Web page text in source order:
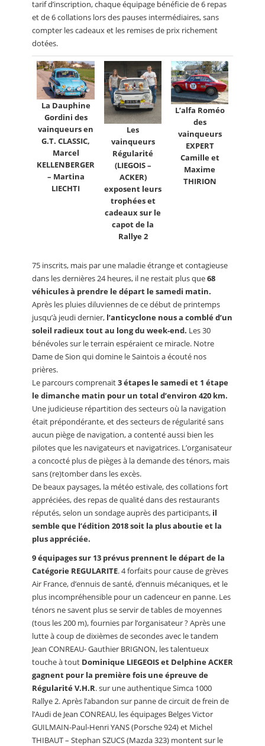
tarif d’inscription, chaque équipage bénéficie de 6 repas
et de 6 collations lors des pauses intermédiaires, sans
compter les cadeaux et les remises de prix richement
dotées.
La Dauphine
Gordini des
vainqueurs en
G.T. CLASSIC,
Marcel
KELLENBERGER
– Martina
LIECHTI
Les
vainqueurs
Régularité
(LIEGOIS –
ACKER)
exposent leurs
trophées et
cadeaux sur le
capot de la
Rallye 2
L’alfa Roméo
des
vainqueurs
EXPERT
Camille et
Maxime
THIRION
75 inscrits, mais par une maladie étrange et contagieuse
dans les dernières 24 heures, il ne restait plus que68
véhicules à prendre le départ le samedi matin.
Après les pluies diluviennes de ce début de printemps
jusqu’à jeudi dernier, l’anticyclone nous a comblé d’un
soleil radieux tout au long du week-end. Les 30
bénévoles sur le terrain espéraient ce miracle. Notre
Dame de Sion qui domine le Saintois a écouté nos
prières.
Le parcours comprenait3 étapes le samedi et 1 étape
le dimanche matin pour un total d’environ 420 km.
Une judicieuse répartition des secteurs où la navigation
était prépondérante, et des secteurs de régularité sans
aucun piège de navigation, a contenté aussi bien les
pilotes que les navigateurs et navigatrices. L’organisateur
a concocté plus de pièges à la demande des ténors, mais
sans (re)tomber dans les excès.
De beaux paysages, la météo estivale, des collations fort
appréciées, des repas de qualité dans des restaurants
réputés, selon un sondage auprès des participants, il
semble que l’édition 2018 soit la plus aboutie et la
plus appréciée.
9 équipages sur 13 prévus prennent le départ de la
Catégorie REGULARITE. 4 forfaits pour cause de grèves
Air France, d’ennuis de santé, d’ennuis mécaniques, et le
plus incompréhensible pour un cadenceur en panne. Les
ténors ne savent plus se servir de tables de moyennes
(tous les 200 m), fournies par l’organisateur ? Après une
lutte à coup de dixièmes de secondes avec le tandem
Jean CONREAU- Gauthier BRIGNON, les talentueux
touche à tout Dominique LIEGEOIS et Delphine ACKER
gagnent pour la première fois une épreuve de
Régularité V.H.R. sur une authentique Simca 1000
Rallye 2. Après l’abandon sur panne de circuit de frein de
l’Audi de Jean CONREAU, les équipages Belges Victor
GUILMAIN-Paul-Henri YANS (Porsche 924) et Michel
THIBAUT – Stephan SZUCS (Mazda 323) montent sur le